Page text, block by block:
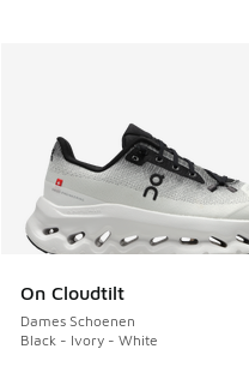
On Cloudtilt
Dames Schoenen
Black - Ivory - White